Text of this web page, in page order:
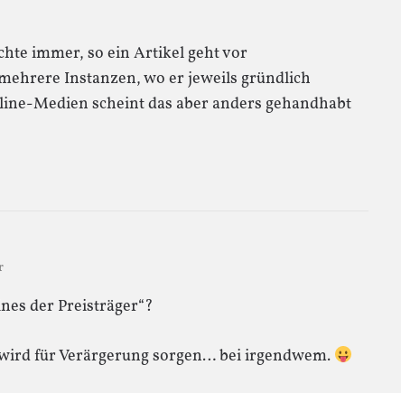
immer, so ein Artikel geht vor
Instanzen, wo er jeweils gründlich
Medien scheint das aber anders gehandhabt
der Preisträger“?
für Verärgerung sorgen… bei irgendwem.